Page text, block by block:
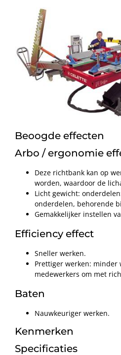
Beoogde effecten
Arbo / ergonomie
Deze richtbank kan op
worden, waardoor de
Licht gewicht:
onderdelen, behorende
Gemakkelijker instellen
Efficiency effect
Sneller werken.
Prettiger werken: minder
medewerkers om met
Baten
Nauwkeuriger werken.
Kenmerken
Specificaties